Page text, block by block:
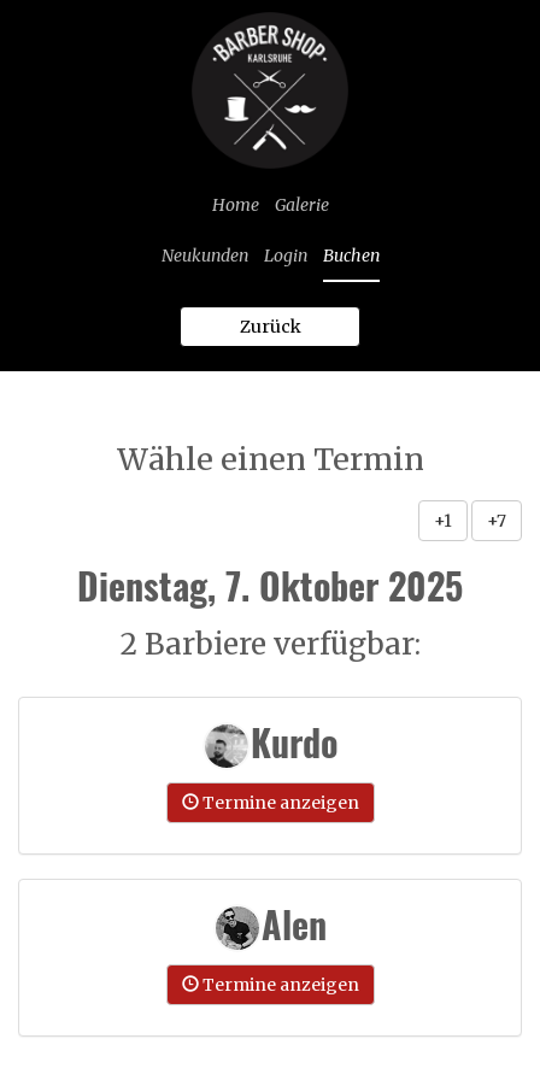
Home Galerie
Neukunden Login Buchen
Zurück
Wähle einen Termin
+1 +7
Dienstag, 7. Oktober 2025
2 Barbiere verfügbar:
Kurdo
Termine anzeigen
Alen
Termine anzeigen